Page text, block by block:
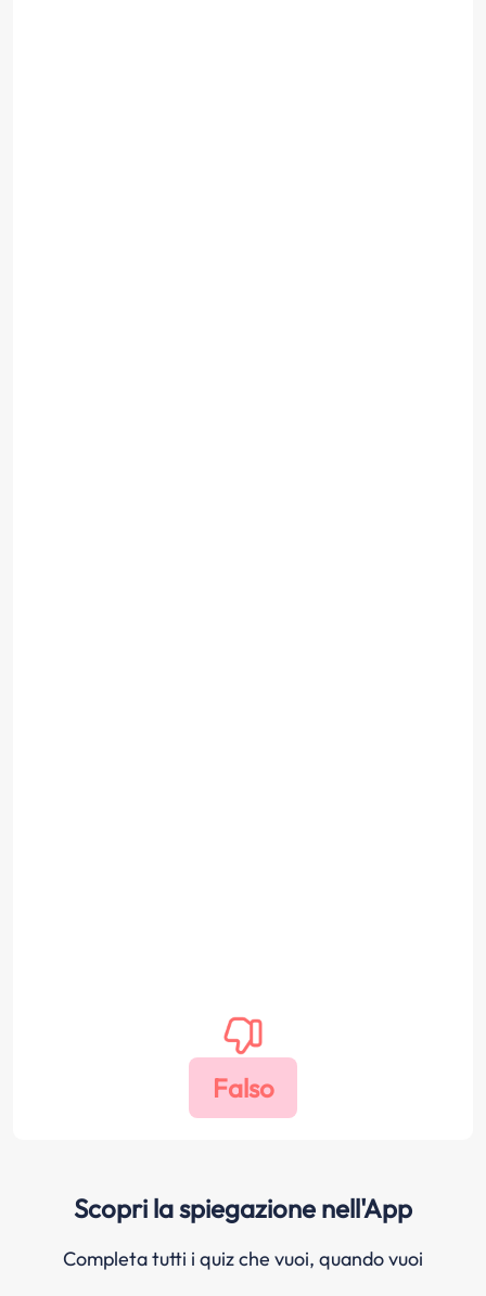
Scopri la spiegazione nell'App
Completa tutti i quiz che vuoi, quando vuoi